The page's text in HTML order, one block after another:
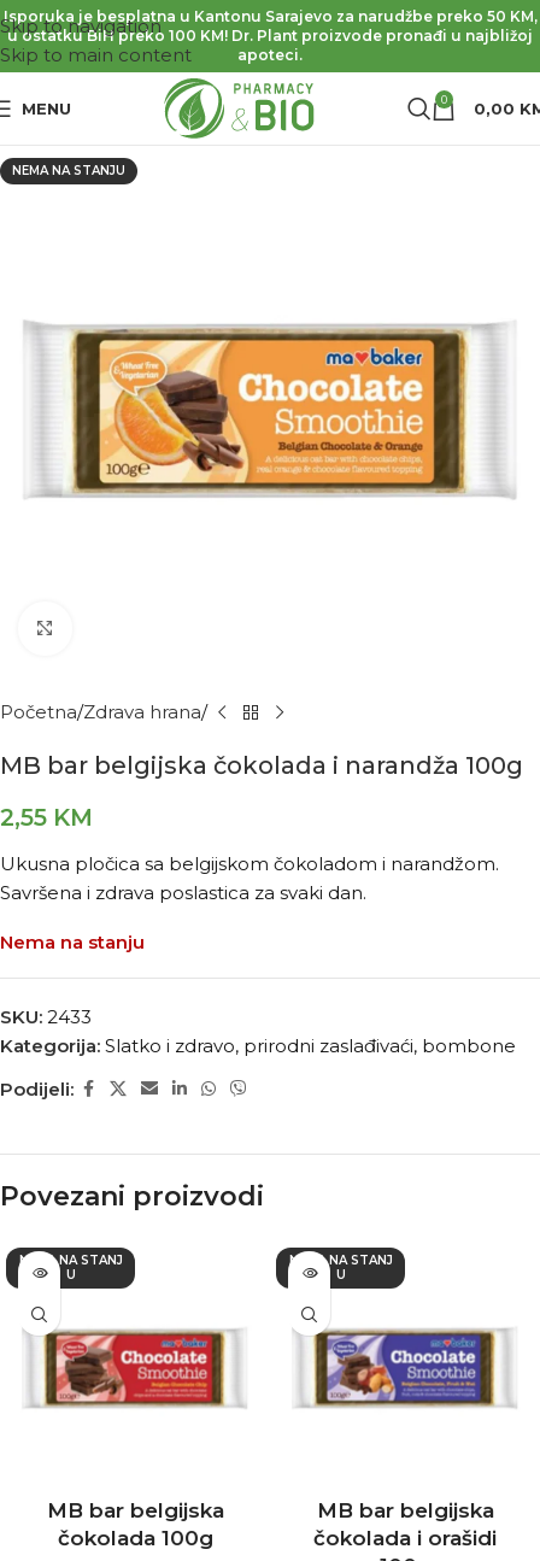
Skip to navigation
Skip to main content
Isporuka je besplatna u Kantonu Sarajevo za narudžbe preko 50 KM,
u ostatku BiH preko 100 KM! Dr. Plant proizvode pronađi u najbližoj
apoteci.
MENU 0 0,00
NEMA NA STANJU
Početna Zdrava hrana
MB bar belgijska čokolada i narandža 100g
2,55 KM
Ukusna pločica sa belgijskom čokoladom i narandžom.
Savršena i zdrava poslastica za svaki dan.
Nema na stanju
SKU: 2433
Kategorija: Slatko i zdravo, prirodni zaslađivaći, bombone
Podijeli:
Povezani proizvodi
NEMA NA STANJ
U
MB bar belgijska
čokolada 100g
NEMA NA STANJ
U
MB bar belgijska
čokolada i orašidi